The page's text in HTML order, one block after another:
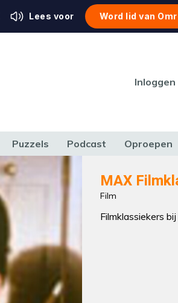
Lees voor Word lid van
Inloggen
Puzzels Podcast Oproepen
MEDIA & CULTUUR
MAX
Film
Filmklassiekers